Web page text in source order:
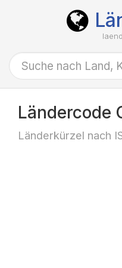
Ländercode
Länderkürzel nach